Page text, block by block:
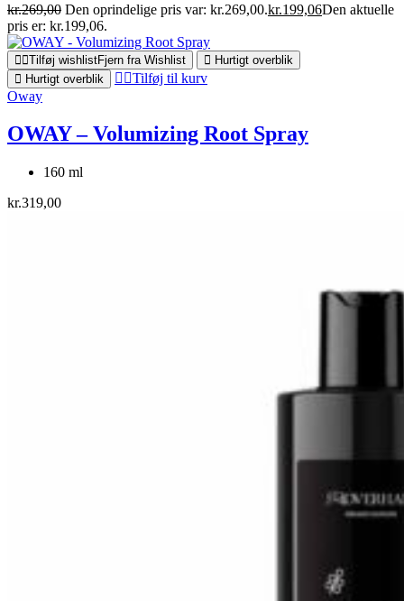
kr.269,00 Den oprindelige pris var: kr.269,00.kr.199,06Den aktuelle
pris er: kr.199,06.
Tilføj wishlistFjern fra Wishlist
Hurtigt overblik
Hurtigt overblik
Tilføj til kurv
Oway
OWAY – Volumizing Root Spray
160 ml
kr.319,00